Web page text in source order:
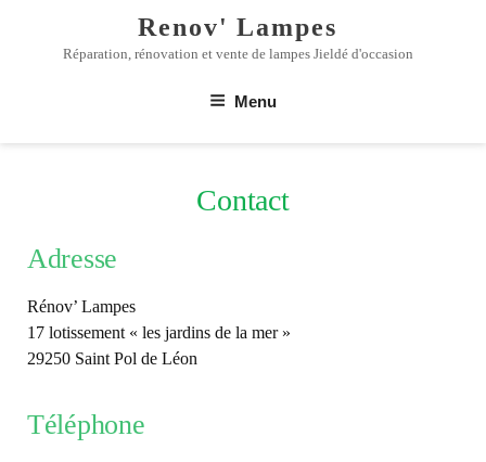
Renov' Lampes
Réparation, rénovation et vente de lampes Jieldé d'occasion
Menu
Contact
Adresse
Rénov’ Lampes
17 lotissement « les jardins de la mer »
29250 Saint Pol de Léon
Téléphone